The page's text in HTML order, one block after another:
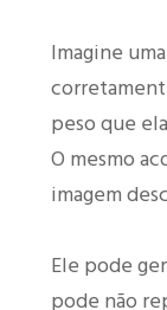
Imagine
peso que
O mesmo
imagem
Ele pode
pode não